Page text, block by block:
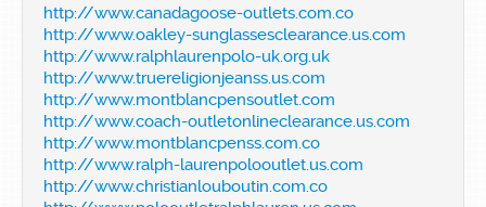
http://www.canadagoose-outlets.com.co
http://www.oakley-sunglassesclearance.us.com
http://www.ralphlaurenpolo-uk.org.uk
http://www.truereligionjeanss.us.com
http://www.montblancpensoutlet.com
http://www.coach-outletonlineclearance.us.com
http://www.montblancpenss.com.co
http://www.ralph-laurenpolooutlet.us.com
http://www.christianlouboutin.com.co